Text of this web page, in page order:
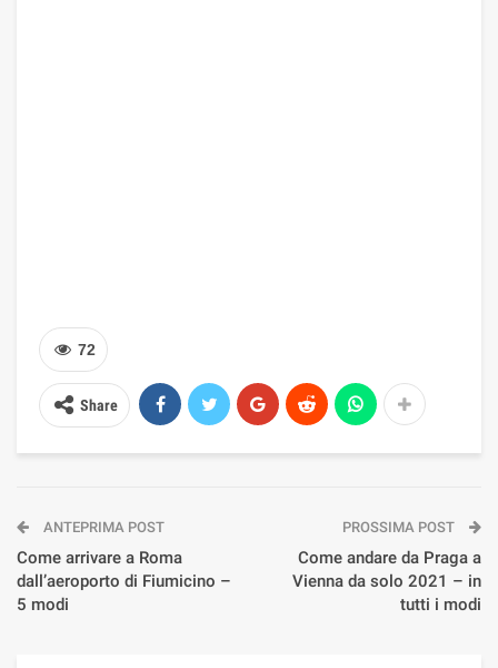
72
Share
ANTEPRIMA POST
Come arrivare a Roma
dall’aeroporto di Fiumicino –
5 modi
PROSSIMA POST
Come andare da Praga a
Vienna da solo 2021 – in
tutti i modi